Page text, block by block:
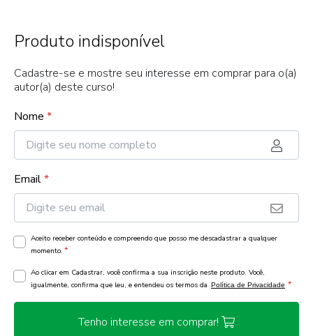
Produto indisponível
Cadastre-se e mostre seu interesse em comprar para o(a)
autor(a) deste curso!
Nome *
Email*
Aceito receber conteúdo e compreendo que posso me descadastrar a qualquer
momento. *
Ao clicar em Cadastrar, você confirma a sua inscrição neste produto. Você,
igualmente, confirma que leu, e entendeu os termos da Política de Privacidade *
Tenho interesse em comprar!